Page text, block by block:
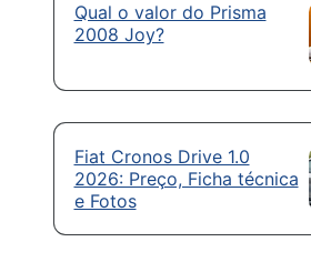
Qual o valor do Prisma
2008 Joy?
Fiat Cronos Drive 1.0
2026: Preço, Ficha técnica
e Fotos